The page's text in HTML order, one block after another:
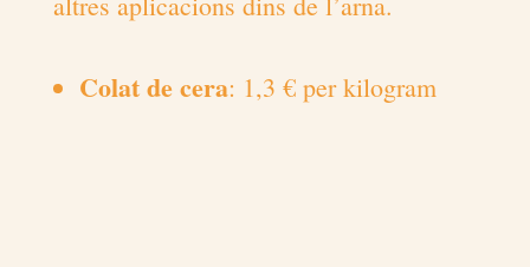
Colat de cera: 1,3 € per kilogram